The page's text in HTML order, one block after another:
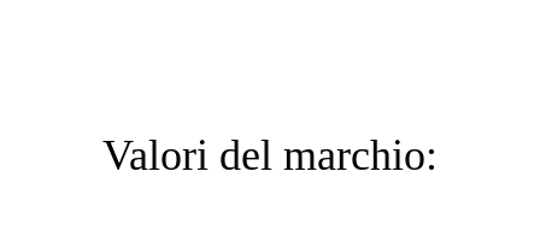
Valori del marchio: